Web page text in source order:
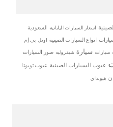
اسعار السيارات اليابانية السعودية
انواع السيارات الصينية اوبل بي إم
سيارات سيارة شيفروليه صور السيارات
عيوب السيارات الصينية عيوب تويوتا
هيونداي